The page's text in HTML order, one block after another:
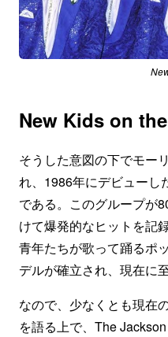
New Kids on
そうした意図の下でモー
れ、1986年にデビューし
である。このグループが
けて爆発的なヒットを記
青年たちが歌って踊るポ
デルが確立され、現在に至
なので、少なくとも現在
を語る上で、The